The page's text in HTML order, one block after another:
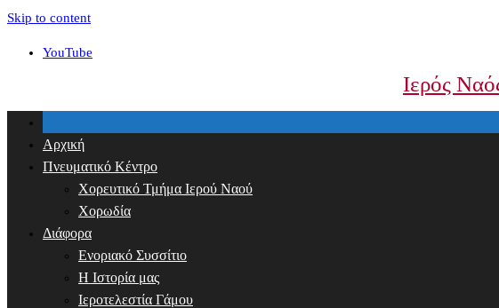
Skip to content
YouTube
Ιερός
Αρχική
Πνευματικό Κέντρο
Χορευτικό Τμήμα Ιερού Ναού
Χορωδία
Διάφορα
Ενοριακό Συσσίτιο
Η Ιστορία μας
Ιεροτελεστία Γάμου